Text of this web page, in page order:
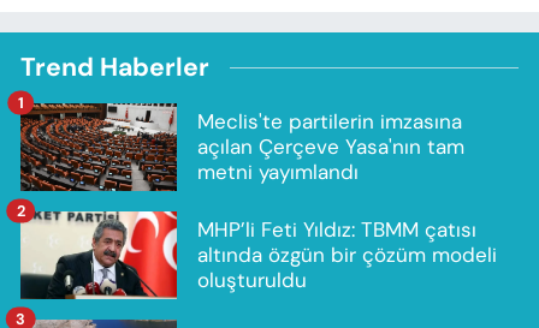
Trend Haberler
Meclis'te partilerin imzasına
açılan Çerçeve Yasa'nın tam
metni yayımlandı
1
MHP’li Feti Yıldız: TBMM çatısı
altında özgün bir çözüm modeli
oluşturuldu
2
3